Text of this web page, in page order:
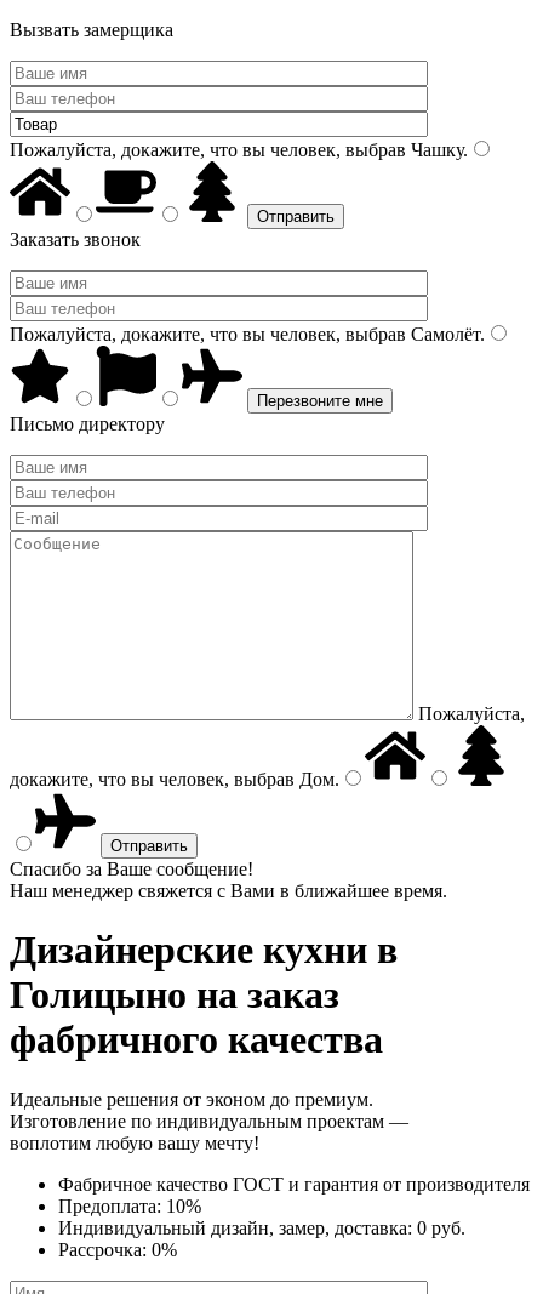
Вызвать замерщика
Пожалуйста, докажите, что вы человек, выбрав Чашку.
Заказать звонок
Пожалуйста, докажите, что вы человек, выбрав Самолёт.
Письмо директору
Пожалуйста,
докажите, что вы человек, выбрав Дом.
Спасибо за Ваше сообщение!
Наш менеджер свяжется с Вами в ближайшее время.
Дизайнерские кухни в
Голицыно на заказ
фабричного качества
Идеальные решения от эконом до премиум.
Изготовление по индивидуальным проектам —
воплотим любую вашу мечту!
Фабричное качество ГОСТ и гарантия от производителя
Предоплата: 10%
Индивидуальный дизайн, замер, доставка: 0 руб.
Рассрочка: 0%